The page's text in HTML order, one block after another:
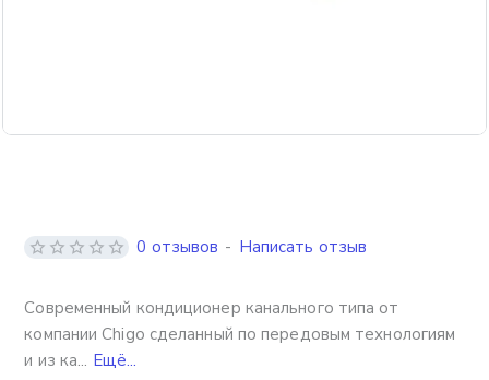
Современный кондиционер канального типа от
компании Chigo сделанный по передовым технологиям
и из ка... Ещё...
0 отзывов - Написать отзыв